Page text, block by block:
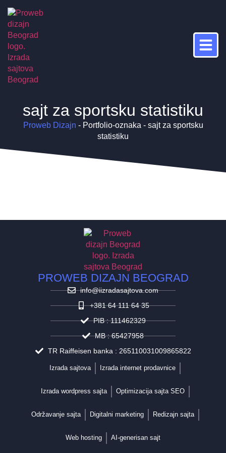
sajt za sportsku statistiku
Proweb Dizajn - Portfolio-oznaka - sajt za sportsku
statistiku
PROWEB DIZAJN BEOGRAD
info@iizradasajtova.com
+381 64 111 64 35
PIB : 111462329
MB : 65427958
TR Raiffeisen banka : 265110031009865822
Izrada sajtova Izrada internet prodavnice
Izrada wordpress sajta Optimizacija sajta SEO
Održavanje sajta Digitalni marketing Redizajn sajta
Web hosting AI-generisan sajt